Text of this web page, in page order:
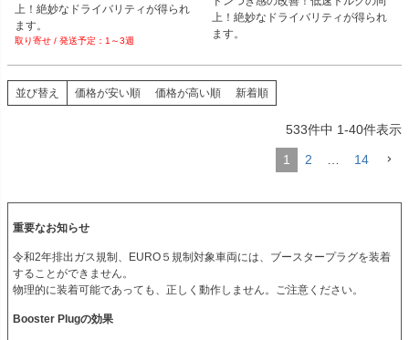
上！絶妙なドライバリティが得られ
ます。
1～3週
上！絶妙なドライバリティが得られ
ます。
並び替え 価格が安い順 価格が高い順 新着順
533件中 1-40件表示
1 2 14
重要なお知らせ
令和2年排出ガス規制、EURO５規制対象車両には、ブースタープラグを装着
することができません。
物理的に装着可能であっても、正しく動作しません。ご注意ください。
Booster Plugの効果